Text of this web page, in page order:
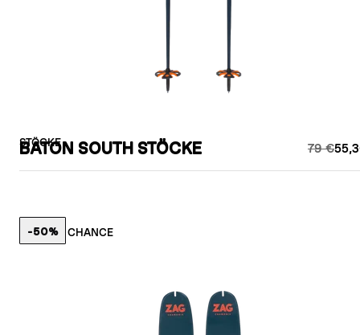
STÖCKE
BATON SOUTH STÖCKE 79 €
LETZTE CHANCE
-50%